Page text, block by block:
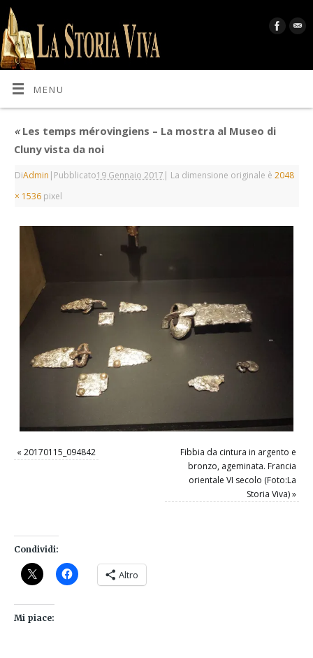
MENU
«Les temps mérovingiens – La mostra al Museo di
Cluny vista da noi
DiAdmin | Pubblicato19 Gennaio 2017 | La dimensione originale è2048
× 1536 pixel
«20170115_094842
Fibbia da cintura in argento e
bronzo, ageminata. Francia
orientale VI secolo (Foto:La
Storia Viva)»
Condividi:
Altro
Mi piace: